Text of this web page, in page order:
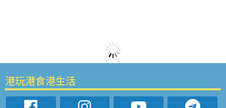
港玩港食港生活